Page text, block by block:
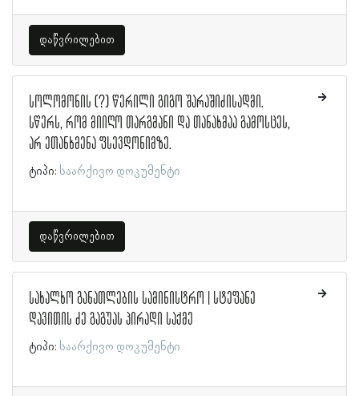
დაწვრილებით
სოლომონის (?) წერილი გიგო შარაშიძისადმი.
სწერს, რომ მიიღო თარგმანი და თანახმაა გამოსცეს,
არ ეთანხმენა ფსევდონიმზე.
ტიპი: საარქივო დოკუმენტი
დაწვრილებით
სახალხო განათლების სამინისტრო | სტეფანე
დავითის ძე გაგუას პირადი საქმე
ტიპი: საარქივო დოკუმენტი